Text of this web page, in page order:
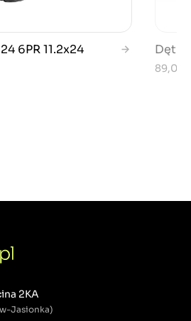
6PR 11.2x24
89,00
2KA
Jasionka)